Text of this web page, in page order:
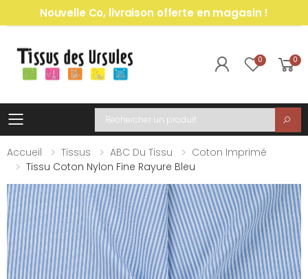
Nouvelle Co, livraison offerte en magasin !
0 0
Toggle mobile menu
Recherche
Accueil
Tissus ABC Du Tissu
Coton Imprimé
Tissu Coton Nylon Fine Rayure Bleu